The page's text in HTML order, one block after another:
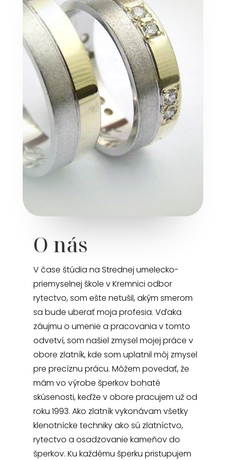
O nás
V čase štúdia na Strednej umelecko-
priemyselnej škole v Kremnici odbor
rytectvo, som ešte netušil, akým smerom
sa bude uberať moja profesia. Vďaka
záujmu o umenie a pracovania v tomto
odvetví, som našiel zmysel mojej práce v
obore zlatník, kde som uplatnil môj zmysel
pre precíznu prácu. Môžem povedať, že
mám vo výrobe šperkov bohaté
skúsenosti, keďže v obore pracujem už od
roku 1993. Ako zlatník vykonávam všetky
klenotnícke techniky ako sú zlatníctvo,
rytectvo a osadzovanie kameňov do
šperkov. Ku každému šperku pristupujem